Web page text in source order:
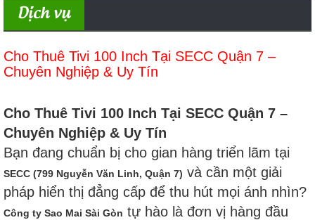
Dịch vụ
Cho Thuê Tivi 100 Inch Tại SECC Quận 7 –
Chuyên Nghiệp & Uy Tín
Cho Thuê Tivi 100 Inch Tại SECC Quận 7 –
Chuyên Nghiệp & Uy Tín
Bạn đang chuẩn bị cho gian hàng triển lãm tại
SECC (799 Nguyễn Văn Linh, Quận 7) và cần một giải
pháp hiển thị đẳng cấp để thu hút mọi ánh nhìn?
Công ty Sao Mai Sài Gòn tự hào là đơn vị hàng đầu